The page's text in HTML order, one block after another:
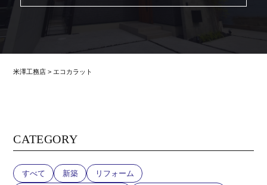
米澤工務店 > エコカラット
CATEGORY
すべて 新築 リフォーム